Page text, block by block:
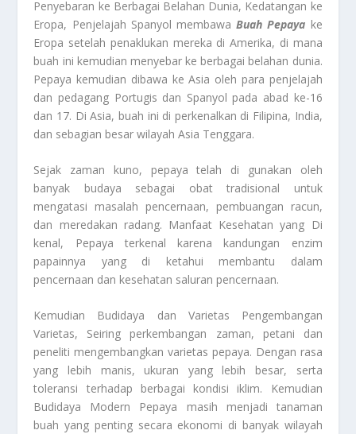
Penyebaran ke Berbagai Belahan Dunia, Kedatangan ke
Eropa, Penjelajah Spanyol membawaBuah Pepaya ke
Eropa setelah penaklukan mereka di Amerika, di mana
buah ini kemudian menyebar ke berbagai belahan dunia.
Pepaya kemudian dibawa ke Asia oleh para penjelajah
dan pedagang Portugis dan Spanyol pada abad ke-16
dan 17. Di Asia, buah ini di perkenalkan di Filipina, India,
dan sebagian besar wilayah Asia Tenggara.
Sejak zaman kuno, pepaya telah di gunakan oleh
banyak budaya sebagai obat tradisional untuk
mengatasi masalah pencernaan, pembuangan racun,
dan meredakan radang. Manfaat Kesehatan yang Di
kenal, Pepaya terkenal karena kandungan enzim
papainnya yang di ketahui membantu dalam
pencernaan dan kesehatan saluran pencernaan.
Kemudian Budidaya dan Varietas Pengembangan
Varietas, Seiring perkembangan zaman, petani dan
peneliti mengembangkan varietas pepaya. Dengan rasa
yang lebih manis, ukuran yang lebih besar, serta
toleransi terhadap berbagai kondisi iklim. Kemudian
Budidaya Modern Pepaya masih menjadi tanaman
buah yang penting secara ekonomi di banyak wilayah